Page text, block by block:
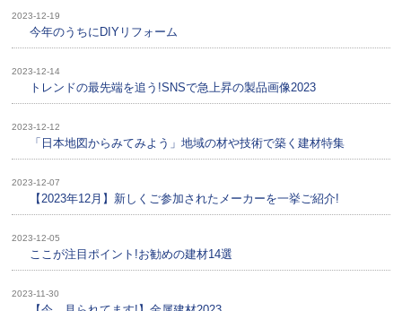
2023-12-19
今年のうちにDIYリフォーム
2023-12-14
トレンドの最先端を追う!SNSで急上昇の製品画像2023
2023-12-12
「日本地図からみてみよう」地域の材や技術で築く建材特集
2023-12-07
【2023年12月】新しくご参加されたメーカーを一挙ご紹介!
2023-12-05
ここが注目ポイント!お勧めの建材14選
2023-11-30